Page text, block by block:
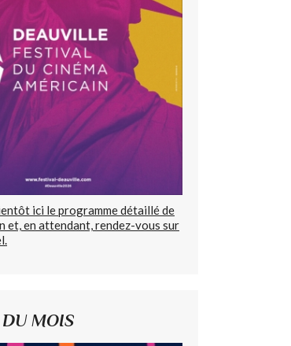
ici le programme détaillé de
et, en attendant, rendez-vous sur
MOIS